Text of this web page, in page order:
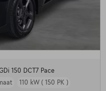
150 DCT7 Pace
110 kW ( 150 PK )